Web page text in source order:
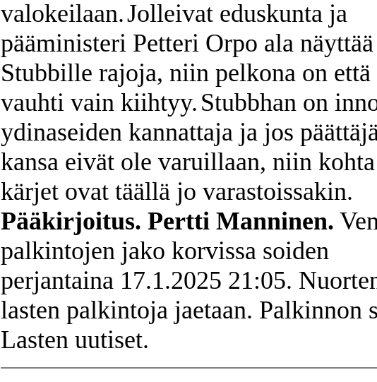
valokeilaan.Jolleivat eduskunta ja
pääministeri Petteri Orpo ala näyttää
Stubbille rajoja, niin pelkona on että
vauhti vain kiihtyy. Stubbhan on
ydinaseiden kannattaja ja jos
kansa eivät ole varuillaan, niin kohta
kärjet ovat täällä jo varastoissakin.
Pääkirjoitus. Pertti Manninen.
palkintojen jako korvissa soiden
perjantaina 17.1.2025 21:05.
lasten palkintoja jaetaan. Palkinnon
Lasten uutiset.